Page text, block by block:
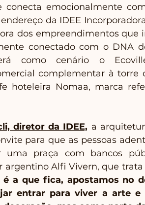
conecta emocionalmente
endereço da IDEE
dos empreendimentos que
conectado com o DNA
como cenário o
complementar à torre
hoteleira Nomaa, marca
diretor da IDEE, a
para que as pessoas
uma praça com bancos
argentino Alfi Vivern, que
é a que fica, apostamos no
entrar para viver a arte e